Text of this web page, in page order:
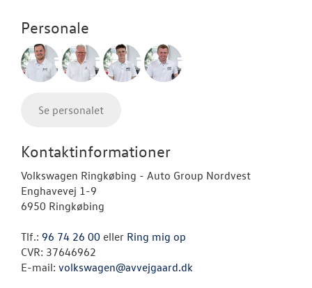
Personale
Se personalet
Kontaktinformationer
Volkswagen Ringkøbing - Auto Group Nordvest
Enghavevej 1-9
6950 Ringkøbing
Tlf.: 96 74 26 00 eller Ring mig op
CVR: 37646962
E-mail: volkswagen@avvejgaard.dk